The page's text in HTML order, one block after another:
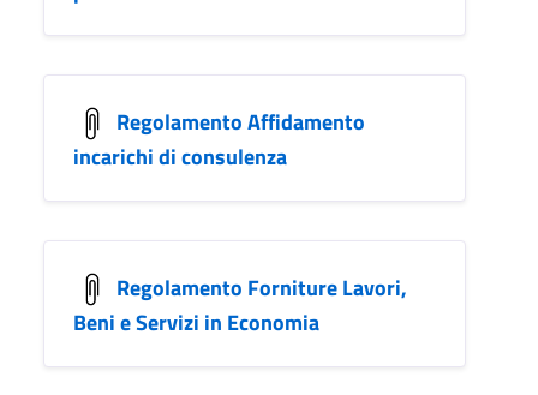
Regolamento Affidamento
incarichi di consulenza
Regolamento Forniture Lavori,
Beni e Servizi in Economia